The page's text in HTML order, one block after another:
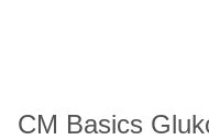
CM Basics